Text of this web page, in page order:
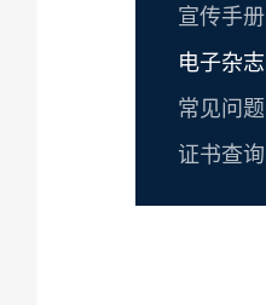
宣传手册
电子杂志
常见问题
证书查询